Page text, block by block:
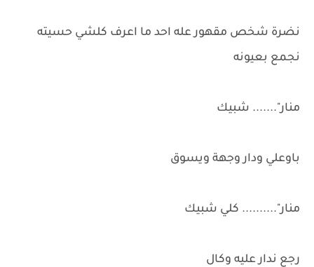
نضرة شخص مقهور عله احد ما اعرف كلشي حسيته
نجمع بعيونه
منار"....... شبيك
باوعلي ودار وجهة ويسوق
منار".......... كلي شبيك
رجع ندار عليه وكال